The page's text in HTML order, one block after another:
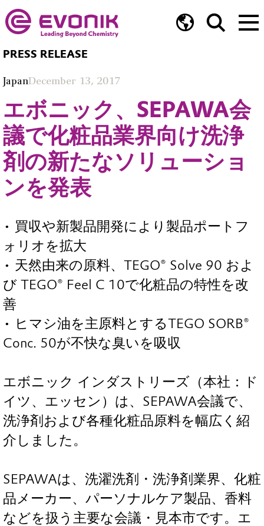
PRESS RELEASE
JapanDecember 13, 2017
エボニック、SEPAWA会
議で化粧品業界向け洗浄
剤の新たなソリューショ
ンを発表
• 買収や新製品開発により製品ポートフ
ォリオを拡大
• 天然由来の原料、TEGO® Solve 90 およ
び TEGO® Feel C 10で化粧品の特性を改
善
• ヒマシ油を主原料とするTEGO SORB®
Conc. 50が不快な臭いを吸収
エボニック インダストリーズ（本社：ド
イツ、エッセン）は、SEPAWA会議で、
洗浄剤および各種化粧品原料を幅広く紹
介しました。
SEPAWAは、洗濯洗剤・洗浄剤業界、化粧
品メーカー、パーソナルケア製品、香料
などを扱う主要な会議・見本市です。エ